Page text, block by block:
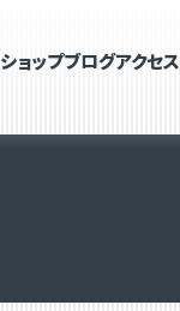
ショップブログアクセス